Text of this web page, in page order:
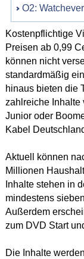
O2:
Kostenpflichtige
Preisen ab 0,99
können nicht
standardmäßig
hinaus bieten die
zahlreiche Inhalte
Junior oder
Kabel
Aktuell können
Millionen
Inhalte stehen in
mindestens
Außerdem
zum DVD Start
Die Inhalte